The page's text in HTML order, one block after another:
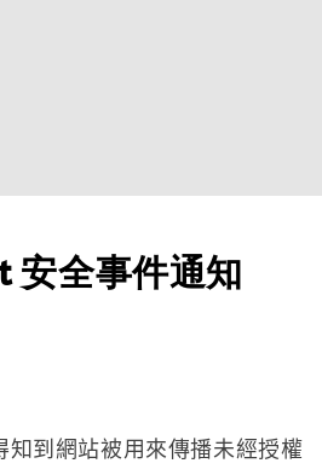
安全事件通知
到網站被用來傳播未經授權